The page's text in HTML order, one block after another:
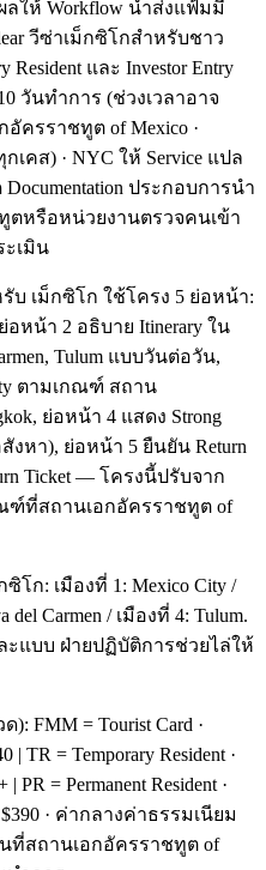
ผลให้ Workflow นำส่งแฟ้มมี
วีซ่าเม็กซิโกสำหรับชาว
Resident และ Investor Entry
วันทำการ (ช่วงเวลาอาจ
ครราชทูต of Mexico ·
คส) · NYC ให้ Service แปล
ประกอบการนำ
ตหรือหน่วยงานตรวจคนเข้า
ะเมิน
รับ เม็กซิโก ใช้โครง 5 ย่อหน้า:
หน้า 2 อธิบาย Itinerary ใน
Tulum แบบวันต่อวัน,
ตามเกณฑ์ สถาน
ย่อหน้า 4 แสดง Strong
งหา), ย่อหน้า 5 ยืนยัน Return
Ticket — โครงนี้ปรับจาก
ณฑ์ที่สถานเอกอัครราชทูต of
โก: เมืองที่ 1: Mexico City /
del Carmen / เมืองที่ 4: Tulum.
ะแบบ ฝ่ายปฏิบัติการช่วยไล่ให้
FMM = Tourist Card ·
TR = Temporary Resident ·
= Permanent Resident ·
· ค่ากลางค่าธรรมเนียม
นที่สถานเอกอัครราชทูต of